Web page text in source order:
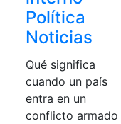
Política
Noticias
Qué significa
cuando un país
entra en un
conflicto armado